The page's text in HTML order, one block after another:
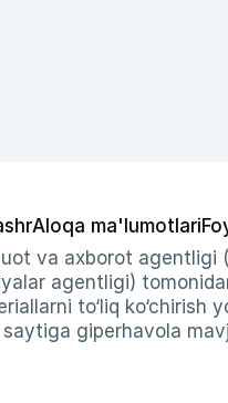
Aloqa ma'lumotlari
va axborot agentligi
agentligi)
to‘liq
giperhavola